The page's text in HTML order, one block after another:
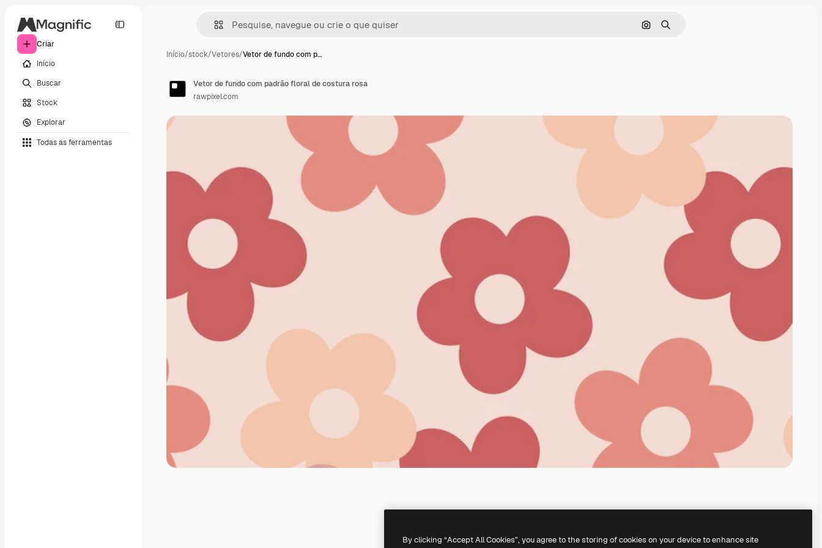
Criar
Início
Buscar
Stock
Explorar
Todas as ferramentas
Pesquisar por imagem
Buscar
Início/stock/Vetores/Vetor de fundo com p…
Vetor de fundo com padrão floral de costura rosa
rawpixel.com
By clicking “Accept All Cookies”, you agree to the storing of cookies on your device to enhance site